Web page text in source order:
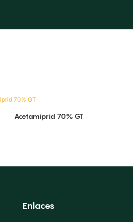
Acetamiprid 70% GT
Enlaces